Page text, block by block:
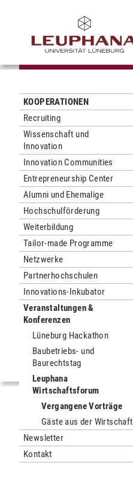
KOOPERATIONEN
Recruiting
Wissenschaft und
Innovation
Innovation Communities
Entrepreneurship Center
Alumni und Ehemalige
Hochschulförderung
Weiterbildung
Tailor-made Programme
Netzwerke
Partnerhochschulen
Innovations-Inkubator
Veranstaltungen &
Konferenzen
Lüneburg Hackathon
Baubetriebs- und
Baurechtstag
Leuphana
Wirtschaftsforum
Vergangene Vorträge
Gäste aus der Wirtschaft
Newsletter
Kontakt